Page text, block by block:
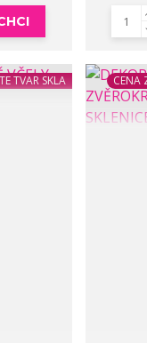
TVAR SKLA CENA